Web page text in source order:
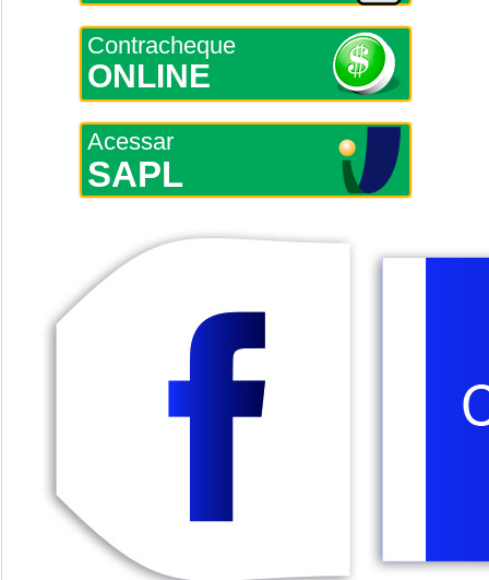
Contracheque
ONLINE
Acessar
SAPL